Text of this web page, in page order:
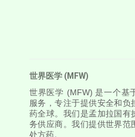
世界医学 (MFW)
世界医学 (MFW) 是一个基
服务，专注于提供安全和负
药全球。我们是孟加拉国有
务供应商。我们提供世界范
处方药。